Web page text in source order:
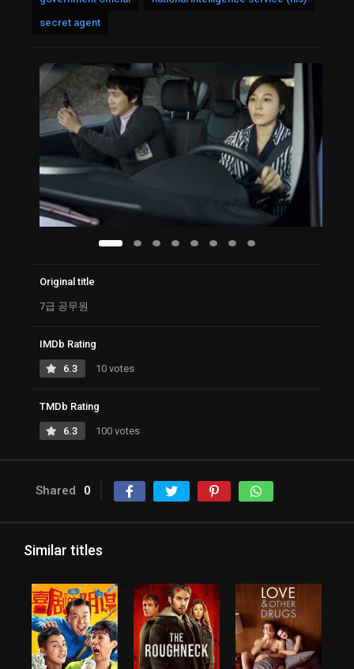
secret agent
Original title
7급 공무원
IMDb Rating
6.3 10 votes
TMDb Rating
6.3 100 votes
Shared 0
Similar titles